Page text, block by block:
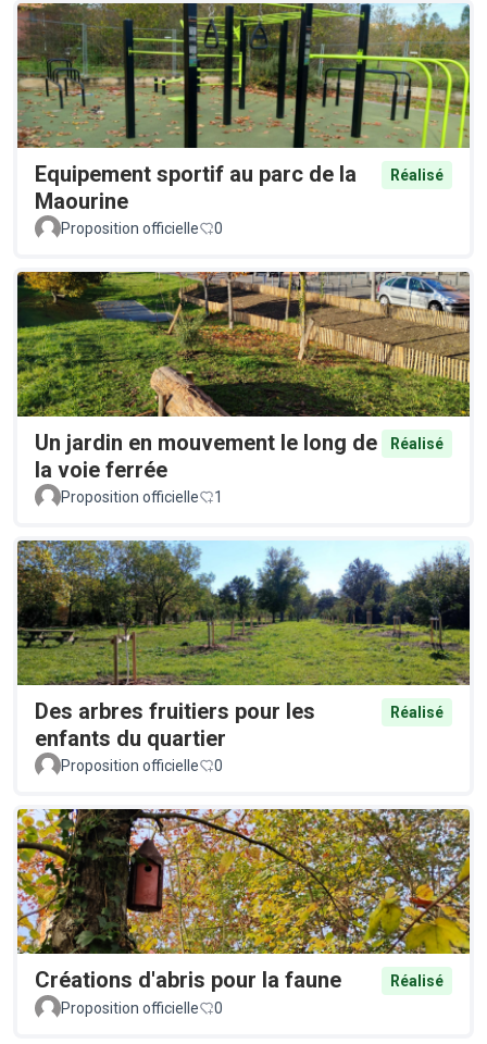
Equipement sportif au parc de la
Maourine
Réalisé
Proposition officielle 0
Un jardin en mouvement le long de
la voie ferrée
Réalisé
Proposition officielle 1
Des arbres fruitiers pour les
enfants du quartier
Réalisé
Proposition officielle 0
Créations d'abris pour la faune
Réalisé
Proposition officielle
0